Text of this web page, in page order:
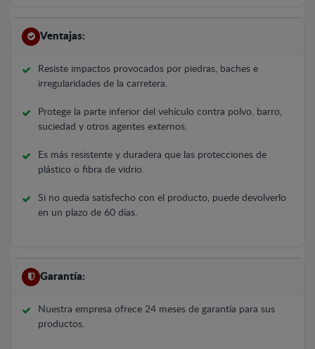
Ventajas:
Resiste impactos provocados por piedras, baches e
irregularidades de la carretera.
Protege la parte inferior del vehículo contra polvo, barro,
suciedad y otros agentes externos.
Es más resistente y duradera que las protecciones de
plástico o fibra de vidrio.
Si no queda satisfecho con el producto, puede devolverlo
en un plazo de 60 días.
Garantía:
Nuestra empresa ofrece 24 meses de garantía para sus
productos.